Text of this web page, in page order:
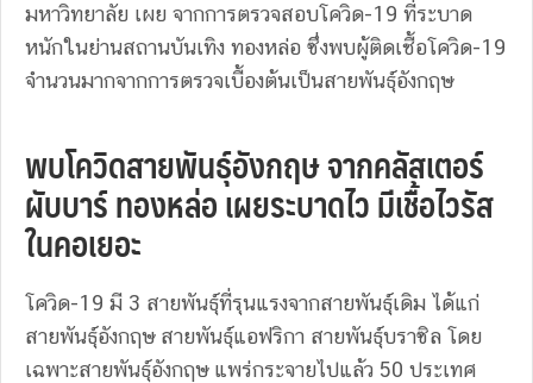
มหาวิทยาลัย เผย จากการตรวจสอบโควิด-19 ที่ระบาด
หนักในย่านสถานบันเทิง ทองหล่อ ซึ่งพบผู้ติดเชื้อโควิด-19
จำนวนมากจากการตรวจเบื้องต้นเป็นสายพันธุ์อังกฤษ
พบโควิดสายพันธุ์อังกฤษ จากคลัสเตอร์
ผับบาร์ ทองหล่อ เผยระบาดไว มีเชื้อไวรัส
ในคอเยอะ
โควิด-19 มี 3 สายพันธุ์ที่รุนแรงจากสายพันธุ์เดิม ได้แก่
สายพันธุ์อังกฤษ สายพันธุ์แอฟริกา สายพันธุ์บราซิล โดย
เฉพาะสายพันธุ์อังกฤษ แพร่กระจายไปแล้ว 50 ประเทศ